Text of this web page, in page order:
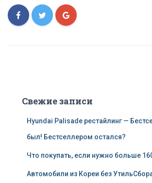
Свежие записи
Hyundai Palisade рестайлинг —
был! Бестселлером остался?
Что покупать, если нужно больше
Автомобили из Кореи без